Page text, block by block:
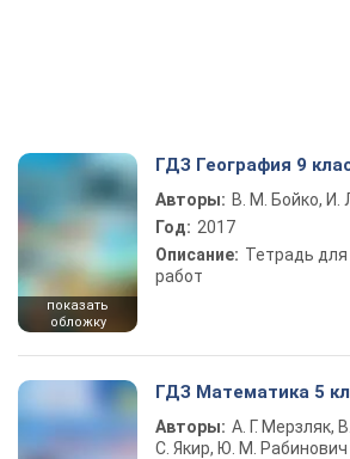
показать
обложку
ГДЗ География 9
Авторы: В. М. Бойко, И.
Год: 2017
Описание: Тетрадь для
работ
ГДЗ Математика 5
Авторы: А. Г. Мерзляк,
С. Якир, Ю. М. Рабинович